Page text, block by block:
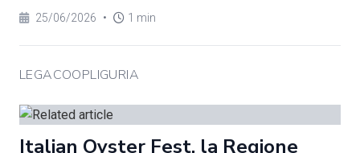
25/06/2026 • 1 min
LEGACOOPLIGURIA
Italian Oyster Fest, la Regione